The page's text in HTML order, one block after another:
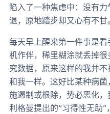
陷入了一种焦虑中：没有
退，原地踏步却又心有不甘。
每天早上醒来第一件事是
机作伴，稀里糊涂就丢掉
究数据，原来这样的我并
和我一样。这好比某种病
施遏制或根除，势必恶化
利格曼提出的“习得性无助